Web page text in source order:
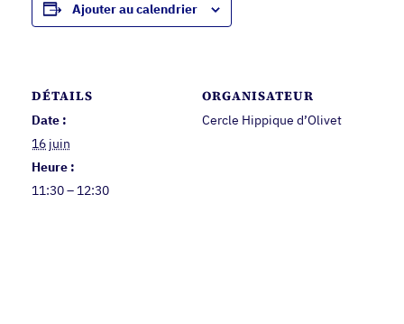
Ajouter au calendrier
DÉTAILS
Date :
16 juin
Heure :
11:30 – 12:30
ORGANISATEUR
Cercle Hippique d’Olivet